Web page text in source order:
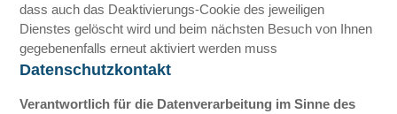
dass auch das Deaktivierungs-Cookie des jeweiligen
Dienstes gelöscht wird und beim nächsten Besuch von Ihnen
gegebenenfalls erneut aktiviert werden muss
Datenschutzkontakt
Verantwortlich für die Datenverarbeitung im Sinne des